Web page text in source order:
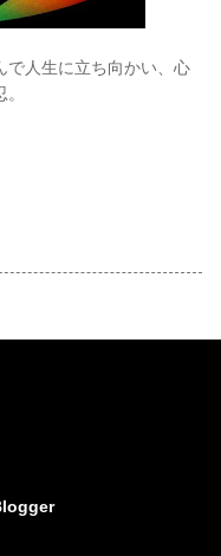
で人生に立ち向かい、心